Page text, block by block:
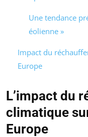
Une tendance
éolienne »
Impact du
Europe
L’impact du
climatique
Europe